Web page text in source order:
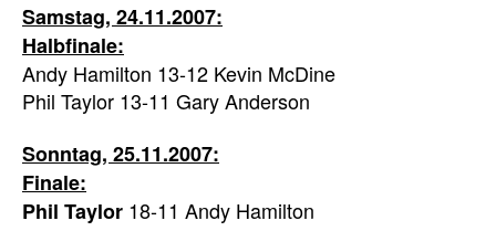
Samstag, 24.11.2007:
Halbfinale:
Andy Hamilton 13-12 Kevin McDine
Phil Taylor 13-11 Gary Anderson
Sonntag, 25.11.2007:
Finale:
Phil Taylor 18-11 Andy Hamilton